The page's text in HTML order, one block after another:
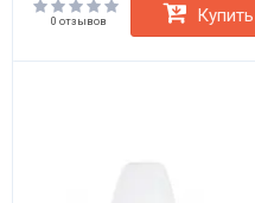
0 отзывов Купить